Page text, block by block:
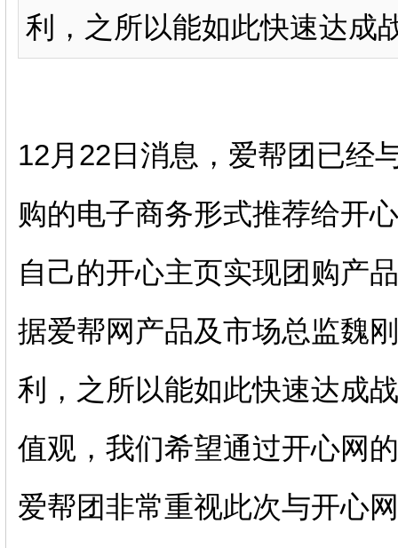
利，之所以能如此快速达成
12月22日消息，爱帮团已经
购的电子商务形式推荐给开
自己的开心主页实现团购产
据爱帮网产品及市场总监魏
利，之所以能如此快速达成
值观，我们希望通过开心网
爱帮团非常重视此次与开心